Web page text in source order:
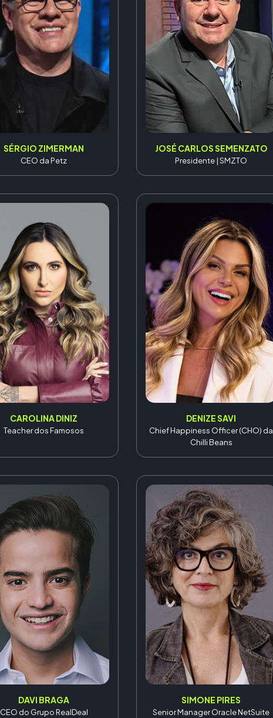
SÉRGIO ZIMERMAN
CEO da Petz
JOSÉ CARLOS SEMENZATO
Presidente | SMZTO
CAROLINA DINIZ
Teacher dos Famosos
DENIZE SAVI
Chief Happiness Officer (CHO) da
Chilli Beans
DAVI BRAGA
CEO do Grupo RealDeal
SIMONE PIRES
Senior Manager Oracle NetSuite